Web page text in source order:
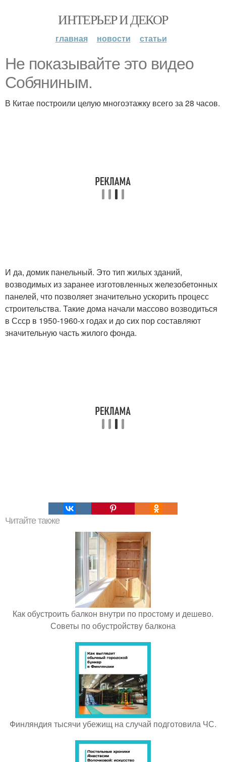
ИНТЕРЬЕР И ДЕКОР
главная новости статьи
Не показывайте это видео
Собяниным.
В Китае построили целую многоэтажку всего за 28 часов.
И да, домик панельный. Это тип жилых зданий,
возводимых из заранее изготовленных железобетонных
панелей, что позволяет значительно ускорить процесс
строительства. Такие дома начали массово возводиться
в Ссср в 1950-1960-х годах и до сих пор составляют
значительную часть жилого фонда.
Читайте также
Как обустроить балкон внутри по простому и дешево.
Советы по обустройству балкона
Финляндия тысячи убежищ на случай подготовила ЧС.